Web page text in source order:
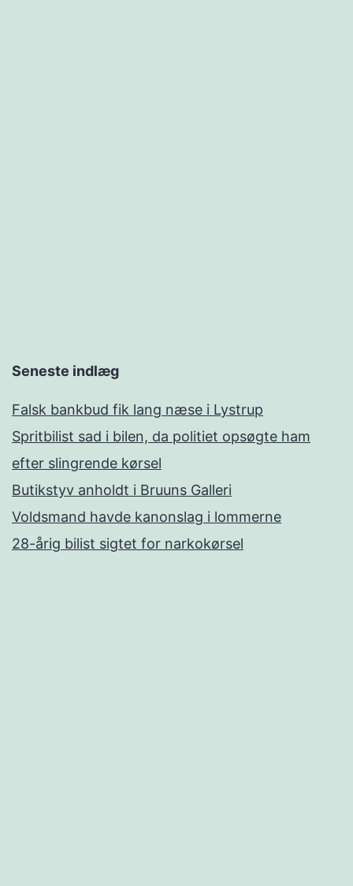
Seneste indlæg
Falsk bankbud fik lang næse i Lystrup
Spritbilist sad i bilen, da politiet opsøgte ham
efter slingrende kørsel
Butikstyv anholdt i Bruuns Galleri
Voldsmand havde kanonslag i lommerne
28-årig bilist sigtet for narkokørsel